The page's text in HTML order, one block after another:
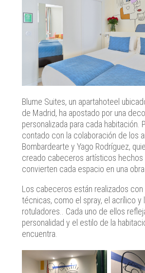
Blume Suites, un apartahoteel
de Madrid, ha apostado por una
personalizada para cada habitación.
contado con la colaboración de los
Bombardearte y Yago Rodríguez,
creado cabeceros artísticos hechos
convierten cada espacio en una
Los cabeceros están realizados
técnicas, como el spray, el acrílico y
rotuladores.. Cada uno de ellos
personalidad y el estilo de la
encuentra.